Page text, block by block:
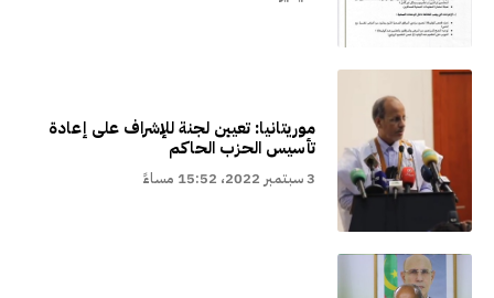
موريتانيا: تعيين لجنة للإشراف على إعادة
تأسيس الحزب الحاكم
3 سبتمبر 2022، 15:52 مساءً